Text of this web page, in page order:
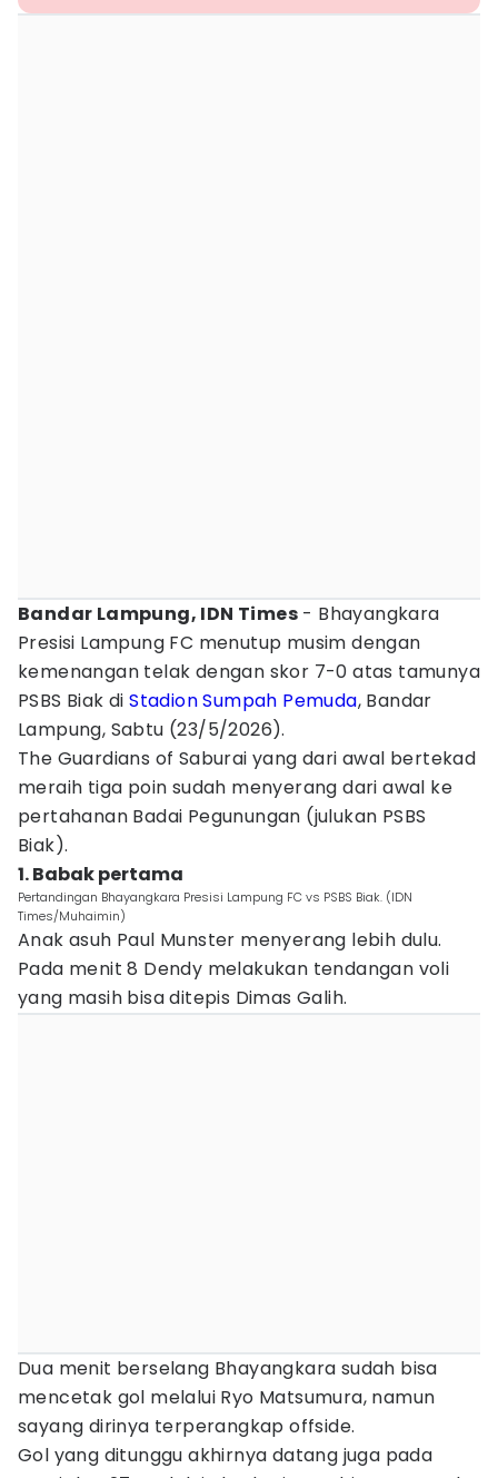
Bandar Lampung, IDN Times - Bhayangkara
Presisi Lampung FC menutup musim dengan
kemenangan telak dengan skor 7-0 atas tamunya
PSBS Biak diStadion Sumpah Pemuda, Bandar
Lampung, Sabtu (23/5/2026).
The Guardians of Saburai yang dari awal bertekad
meraih tiga poin sudah menyerang dari awal ke
pertahanan Badai Pegunungan (julukan PSBS
Biak).
1. Babak pertama
Pertandingan Bhayangkara Presisi Lampung FC vs PSBS Biak. (IDN
Times/Muhaimin)
Anak asuh Paul Munster menyerang lebih dulu.
Pada menit 8 Dendy melakukan tendangan voli
yang masih bisa ditepis Dimas Galih.
Dua menit berselang Bhayangkara sudah bisa
mencetak gol melalui Ryo Matsumura, namun
sayang dirinya terperangkap offside.
Gol yang ditunggu akhirnya datang juga pada